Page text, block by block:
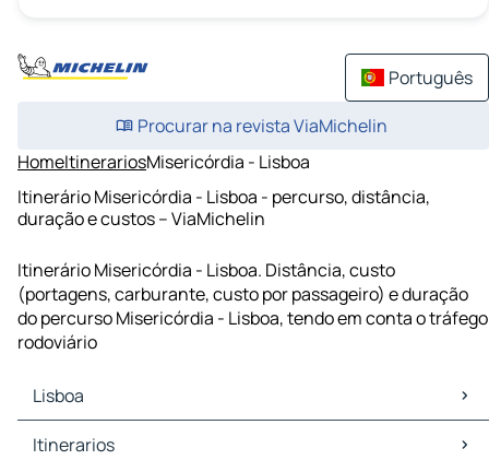
Português
Procurar na revista ViaMichelin
HomeItinerariosMisericórdia - Lisboa
Itinerário Misericórdia - Lisboa - percurso, distância,
duração e custos – ViaMichelin
Itinerário Misericórdia - Lisboa. Distância, custo
(portagens, carburante, custo por passageiro) e duração
do percurso Misericórdia - Lisboa, tendo em conta o tráfego
rodoviário
Lisboa
Lisboa Mapas Plantas
Itinerarios